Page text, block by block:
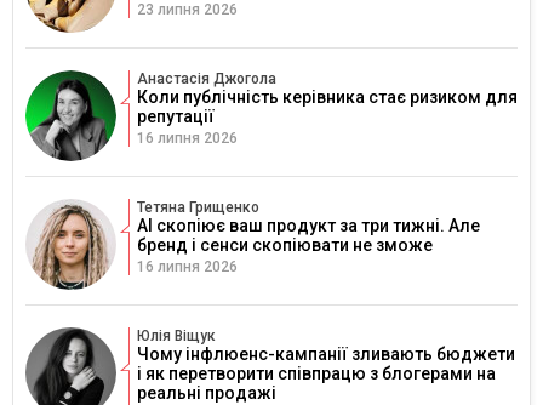
23 липня 2026
Анастасія Джогола
Коли публічність керівника стає ризиком для
репутації
16 липня 2026
Тетяна Грищенко
AI скопіює ваш продукт за три тижні. Але
бренд і сенси скопіювати не зможе
16 липня 2026
Юлія Віщук
Чому інфлюенс-кампанії зливають бюджети
і як перетворити співпрацю з блогерами на
реальні продажі